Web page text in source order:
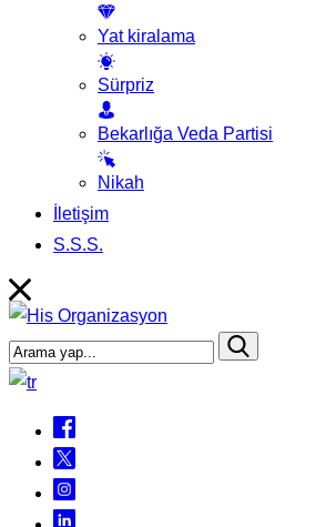
Yat kiralama
Sürpriz
Bekarlığa Veda Partisi
Nikah
İletişim
S.S.S.